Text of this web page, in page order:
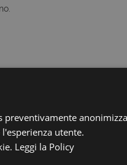
interessati a questo o
sono fornite a titolo
preventivamente
utente.
Leggi la Policy